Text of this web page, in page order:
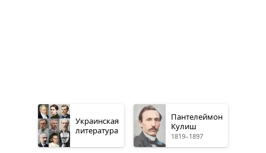
Украинская
литература
Пантелеймон
Кулиш
1819–1897